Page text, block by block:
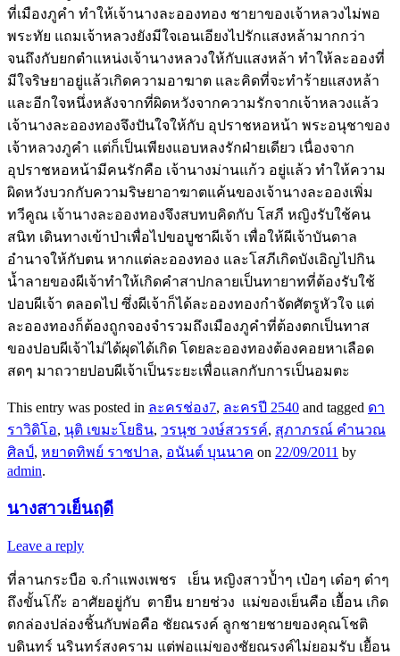
ที่เมืองภูคำ ทำให้เจ้านางละอองทอง ชายาของเจ้าหลวงไม่พอ
พระทัย แถมเจ้าหลวงยังมีใจเอนเอียงไปรักแสงหล้ามากกว่า
จนถึงกับยกตำแหน่งเจ้านางหลวงให้กับแสงหล้า ทำให้ละอองที่
มีใจริษยาอยู่แล้วเกิดความอาฆาต และคิดที่จะทำร้ายแสงหล้า
และอีกใจหนึ่งหลังจากที่ผิดหวังจากความรักจากเจ้าหลวงแล้ว
เจ้านางละอองทองจึงปันใจให้กับ อุปราชหอหน้า พระอนุชาของ
เจ้าหลวงภูคำ แต่ก็เป็นเพียงแอบหลงรักฝ่ายเดียว เนื่องจาก
อุปราชหอหน้ามีคนรักคือ เจ้านางม่านแก้ว อยู่แล้ว ทำให้ความ
ผิดหวังบวกกับความริษยาอาฆาตแค้นของเจ้านางละอองเพิ่ม
ทวีคูณ เจ้านางละอองทองจึงสบทบคิดกับ โสภี หญิงรับใช้คน
สนิท เดินทางเข้าป่าเพื่อไปขอบูชาผีเจ้า เพื่อให้ผีเจ้าบันดาล
อำนาจให้กับตน หากแต่ละอองทอง และโสภีเกิดบังเอิญไปกิน
น้ำลายของผีเจ้าทำให้เกิดคำสาปกลายเป็นทายาทที่ต้องรับใช้
ปอบผีเจ้า ตลอดไป ซึ่งผีเจ้าก็ได้ละอองทองกำจัดศัตรูหัวใจ แต่
ละอองทองก็ต้องถูกจองจำรวมถึงเมืองภูคำที่ต้องตกเป็นทาส
ของปอบผีเจ้าไม่ได้ผุดได้เกิด โดยละอองทองต้องคอยหาเลือด
สดๆ มาถวายปอบผีเจ้าเป็นระยะเพื่อแลกกับการเป็นอมตะ
This entry was posted in ละครช่อง7, ละครปี 2540 and tagged ดา
ราวิดิโอ, นุติ เขมะโยธิน, วรนุช วงษ์สวรรค์, สุภาภรณ์ คำนวณ
ศิลป์, หยาดทิพย์ ราชปาล, อนันต์ บุนนาค on 22/09/2011 by
admin.
นางสาวเย็นฤดี
Leave a reply
ที่ลานกระบือ จ.กำ​แพง​เพชร ​เย็น หญิงสาวป้ำๆ ​เป๋อๆ ​เด๋อๆ ด๋าๆ ​
ถึงขั้น​โก๊ะ อาศัยอยู่กับ ตายืน ยายช่วง ​แม่ของ​เย็นคือ ​เยื้อน ​เกิด
ตกล่องปล่องชิ้นกับพ่อคือ ชัยณรงค์ ลูกชายชายของคุณ​โชติ
บดินทร์ นรินทร์สงคราม ​แต่พ่อ​แม่ของชัยณรงค์​ไม่ยอมรับ ​เยื้อน​